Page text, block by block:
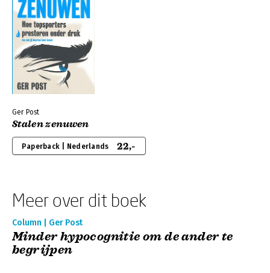
Ger Post
Stalen zenuwen
Paperback | Nederlands 22,-
Meer over dit boek
Column | Ger Post
Minder hypocognitie om de ander te
begrijpen